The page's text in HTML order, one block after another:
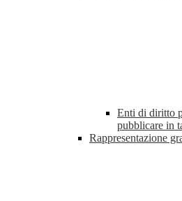
Enti di diritto
pubblicare in
Rappresentazione